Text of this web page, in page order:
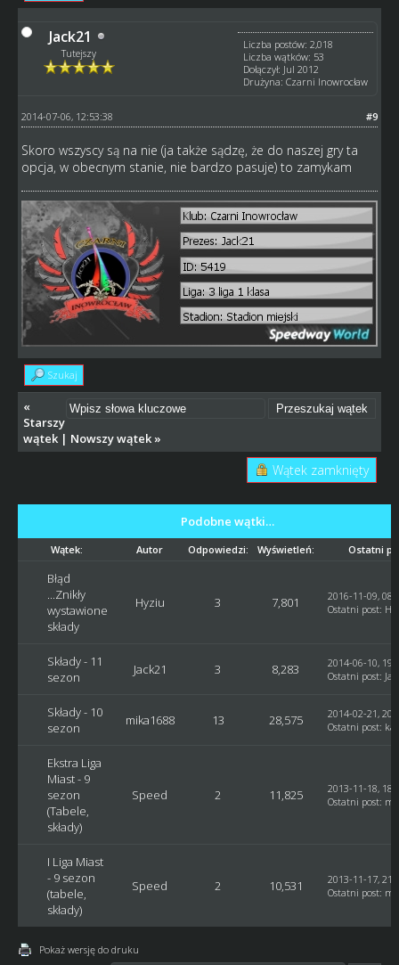
Jack21
Tutejszy
Liczba postów: 2,018
Liczba wątków: 53
Dołączył: Jul 2012
Drużyna: Czarni Inowrocław
#9
2014-07-06, 12:53:38
Skoro wszyscy są na nie (ja także sądzę, że do naszej gry ta
opcja, w obecnym stanie, nie bardzo pasuje) to zamykam
Szukaj
«
Starszy
wątek| Nowszy wątek»
Wątek zamknięty
Podobne wątki…
Wątek: Autor Odpowiedzi: Wyświetleń: Ostatni
Błąd
...Znikły
wystawione
składy
Hyziu 3 7,801
2016-11-09,
Ostatni post:
Składy - 11
sezon
Jack21 3 8,283
2014-06-10,
Ostatni post:
Składy - 10
sezon
mika1688 13 28,575
2014-02-21,
Ostatni post:
Ekstra Liga
Miast - 9
sezon
(Tabele,
składy)
Speed 2 11,825
2013-11-18,
Ostatni post:
I Liga Miast
- 9 sezon
(tabele,
składy)
Speed 2 10,531
2013-11-17,
Ostatni post:
Pokaż wersję do druku